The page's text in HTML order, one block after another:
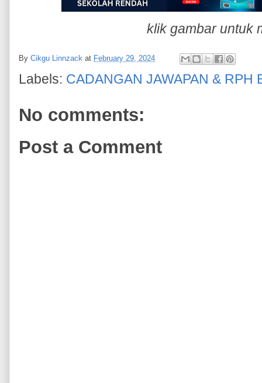
klik gambar untuk
By Cikgu Linnzack at February 29, 2024
Labels: CADANGAN JAWAPAN & RPH
No comments:
Post a Comment